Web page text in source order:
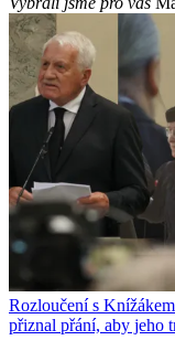
Rozloučení s
přiznal přání, aby jeho